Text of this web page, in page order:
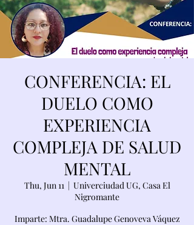
CONFERENCIA: EL
DUELO COMO
EXPERIENCIA
COMPLEJA DE SALUD
MENTAL
Thu, Jun 11
  |
Univerciudad UG, Casa El
Nigromante
Imparte: Mtra. Guadalupe Genoveva Váquez